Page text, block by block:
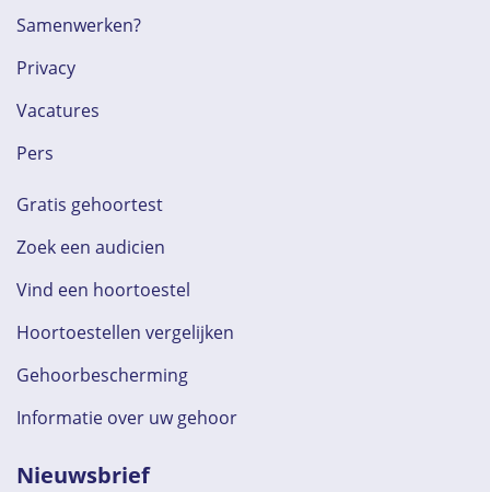
Samenwerken?
Privacy
Vacatures
Pers
Gratis gehoortest
Zoek een audicien
Vind een hoortoestel
Hoortoestellen vergelijken
Gehoorbescherming
Informatie over uw gehoor
Nieuwsbrief